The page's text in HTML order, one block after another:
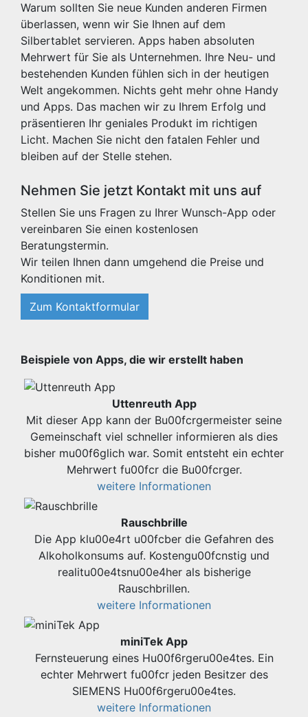
Warum sollten Sie neue Kunden anderen Firmen
überlassen, wenn wir Sie Ihnen auf dem
Silbertablet servieren. Apps haben absoluten
Mehrwert für Sie als Unternehmen. Ihre Neu- und
bestehenden Kunden fühlen sich in der heutigen
Welt angekommen. Nichts geht mehr ohne Handy
und Apps. Das machen wir zu Ihrem Erfolg und
präsentieren Ihr geniales Produkt im richtigen
Licht. Machen Sie nicht den fatalen Fehler und
bleiben auf der Stelle stehen.
Nehmen Sie jetzt Kontakt mit uns auf
Stellen Sie uns Fragen zu Ihrer Wunsch-App oder
vereinbaren Sie einen kostenlosen
Beratungstermin.
Wir teilen Ihnen dann umgehend die Preise und
Konditionen mit.
Zum Kontaktformular
Beispiele von Apps, die wir erstellt haben
Uttenreuth App
Mit dieser App kann der Bu00fcrgermeister seine
Gemeinschaft viel schneller informieren als dies
bisher mu00f6glich war. Somit entsteht ein echter
Mehrwert fu00fcr die Bu00fcrger.
weitere Informationen
Rauschbrille
Die App klu00e4rt u00fcber die Gefahren des
Alkoholkonsums auf. Kostengu00fcnstig und
realitu00e4tsnu00e4her als bisherige
Rauschbrillen.
weitere Informationen
miniTek App
Fernsteuerung eines Hu00f6rgeru00e4tes. Ein
echter Mehrwert fu00fcr jeden Besitzer des
SIEMENS Hu00f6rgeru00e4tes.
weitere Informationen